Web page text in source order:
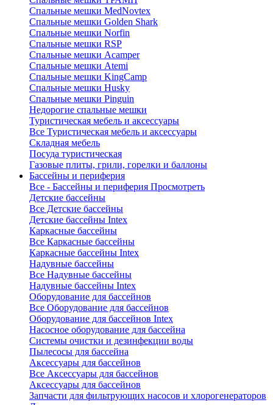
Cпальные мешки MedNovtex
Спальные мешки Golden Shark
Спальные мешки Norfin
Спальные мешки RSP
Спальные мешки Acamper
Спальные мешки Atemi
Спальные мешки KingCamp
Спальные мешки Husky
Спальные мешки Pinguin
Недорогие спальные мешки
Туристическая мебель и аксессуары
Все Туристическая мебель и аксессуары
Складная мебель
Посуда туристическая
Газовые плиты, грили, горелки и баллоны
Бассейны и периферия
Все - Бассейны и периферия Просмотреть
Детские бассейны
Все Детские бассейны
Детские бассейны Intex
Каркасные бассейны
Все Каркасные бассейны
Каркасные бассейны Intex
Надувные бассейны
Все Надувные бассейны
Надувные бассейны Intex
Оборудование для бассейнов
Все Оборудование для бассейнов
Оборудование для бассейнов Intex
Насосное оборудование для бассейна
Системы очистки и дезинфекции воды
Пылесосы для бассейна
Аксессуары для бассейнов
Все Аксессуары для бассейнов
Аксессуары для бассейнов
Запчасти для фильтрующих насосов и хлорогенераторов